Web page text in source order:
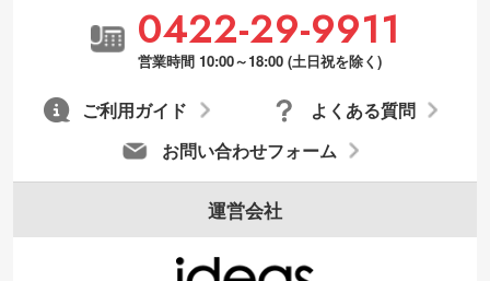
0422-29-9911
営業時間 10:00～18:00 (土日祝を除く)
お問い合わせフォーム
よくある質問
ご利用ガイド
運営会社